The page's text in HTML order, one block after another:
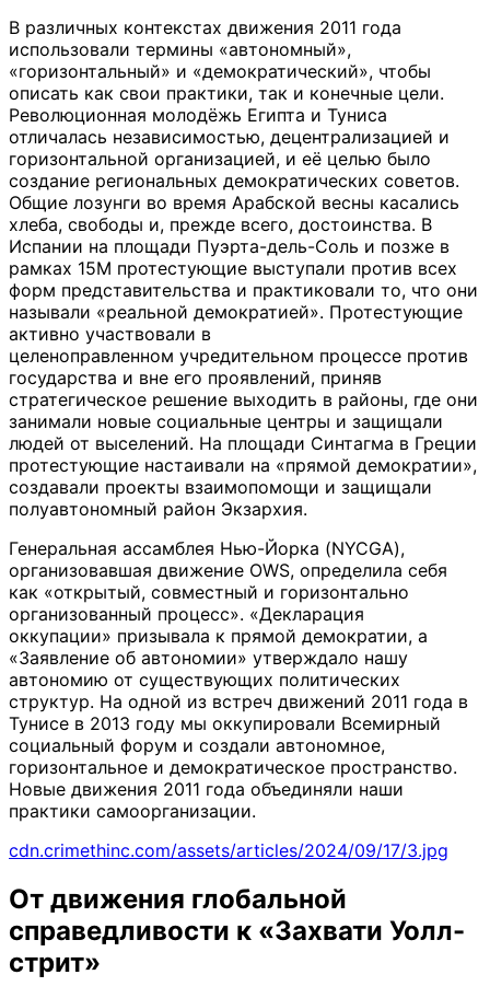
В различных контекстах движения 2011 года
использовали термины «автономный»,
«горизонтальный» и «демократический», чтобы
описать как свои практики, так и конечные цели.
Революционная молодёжь Египта и Туниса
отличалась независимостью, децентрализацией и
горизонтальной организацией, и её целью было
создание региональных демократических советов.
Общие лозунги во время Арабской весны касались
хлеба, свободы и, прежде всего, достоинства. В
Испании на площади Пуэрта-дель-Соль и позже в
рамках 15M протестующие выступали против всех
форм представительства и практиковали то, что они
называли «реальной демократией». Протестующие
активно участвовали в
целеноправленном учредительном процессе против
государства и вне его проявлений, приняв
стратегическое решение выходить в районы, где они
занимали новые социальные центры и защищали
людей от выселений. На площади Синтагма в Греции
протестующие настаивали на «прямой демократии»,
создавали проекты взаимопомощи и защищали
полуавтономный район Экзархия.
Генеральная ассамблея Нью-Йорка (NYCGA),
организовавшая движение OWS, определила себя
как «открытый, совместный и горизонтально
организованный процесс». «Декларация
оккупации» призывала к прямой демократии, а
«Заявление об автономии» утверждало нашу
автономию от существующих политических
структур. На одной из встреч движений 2011 года в
Тунисе в 2013 году мы оккупировали Всемирный
социальный форум и создали автономное,
горизонтальное и демократическое пространство.
Новые движения 2011 года объединяли наши
практики самоорганизации.
cdn.crimethinc.com/assets/articles/2024/09/17/3.jpg
От движения глобальной
справедливости к «Захвати Уолл-
стрит»